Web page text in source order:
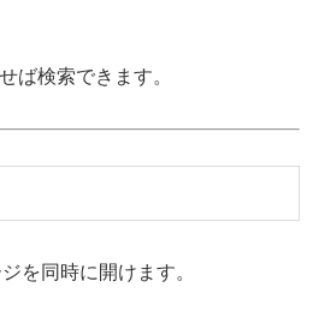
ば検索できます。
を同時に開けます。